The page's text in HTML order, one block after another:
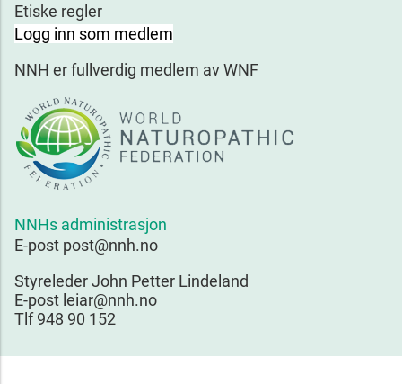
Etiske regler
Logg inn som medlem
NNH er fullverdig medlem av WNF
NNHs administrasjon
E-post post@nnh.no
Styreleder John Petter Lindeland
E-post leiar@nnh.no
Tlf 948 90 152